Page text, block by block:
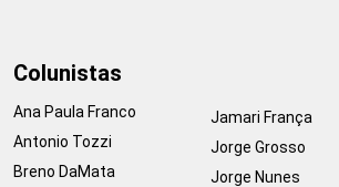
Colunistas
Ana Paula Franco
Antonio Tozzi
Breno DaMata
Jamari França
Jorge Grosso
Jorge Nunes